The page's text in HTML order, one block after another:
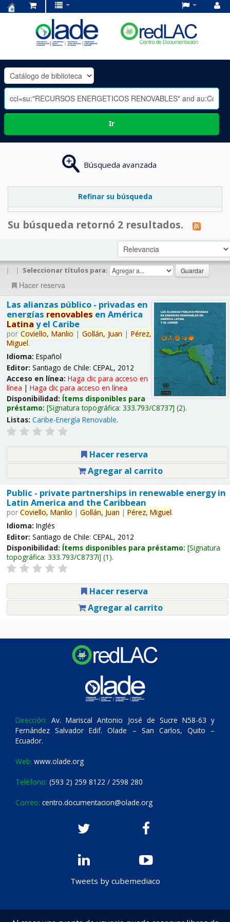
OLADE
-
Ir
Búsqueda avanzada
Refinar su búsqueda
Su búsqueda retornó 2 resultados.
| | Seleccionar títulos para:
Hacer reserva
Las alianzas público - privadas en
energías renovables en América
Latina y el Caribe
por Coviello, Manlio | Gollán, Juan | Pérez,
Miguel.
Idioma: Español
Editor: Santiago de Chile: CEPAL, 2012
Acceso en línea: Haga clic para acceso en
línea | Haga clic para acceso en línea
Disponibilidad: Ítems disponibles para
préstamo: Signatura topográfica: 333.793/C8737 (2).
Listas: Caribe-Energía Renovable.
Hacer reserva
Agregar al carrito
Public - private partnerships in renewable energy in
Latin America and the Caribbean
por Coviello, Manlio | Gollán, Juan | Pérez, Miguel.
Idioma: Inglés
Editor: Santiago de Chile: CEPAL, 2012
Disponibilidad: Ítems disponibles para préstamo: Signatura
topográfica: 333.793/C8737i (1).
Hacer reserva
Agregar al carrito
Dirección: Av. Mariscal Antonio José de Sucre N58-63 y
Fernández Salvador Edif. Olade – San Carlos, Quito –
Ecuador.
Web: www.olade.org
Teléfono: (593 2) 259 8122 / 2598 280
Correo: centro.documentacion@olade.org
Tweets by cubemediaco